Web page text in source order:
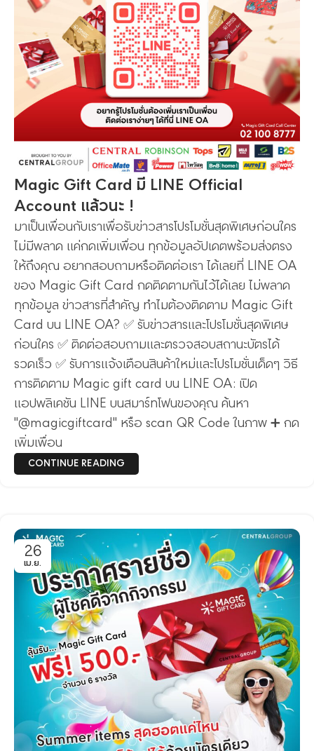
Magic Gift Card มี LINE Official
Account แล้วนะ !
มาเป็นเพื่อนกับเราเพื่อรับข่าวสารโปรโมชั่นสุดพิเศษก่อนใคร
ไม่มีพลาด แค่กดเพิ่มเพื่อน ทุกข้อมูลอัปเดตพร้อมส่งตรง
ให้ถึงคุณ อยากสอบถามหรือติดต่อเรา ได้เลยที่ LINE OA
ของ Magic Gift Card กดติดตามกันไว้ได้เลย ไม่พลาด
ทุกข้อมูล ข่าวสารที่สำคัญ ทำไมต้องติดตาม Magic Gift
Card บน LINE OA? ✅ รับข่าวสารและโปรโมชั่นสุดพิเศษ
ก่อนใคร ✅ ติดต่อสอบถามและตรวจสอบสถานะบัตรได้
รวดเร็ว ✅ รับการแจ้งเตือนสินค้าใหม่และโปรโมชั่นเด็ดๆ วิธี
การติดตาม Magic gift card บน LINE OA: เปิด
แอปพลิเคชัน LINE บนสมาร์ทโฟนของคุณ ค้นหา
"@magicgiftcard" หรือ scan QR Code ในภาพ ➕ กด
เพิ่มเพื่อน
CONTINUE READING
26
เม.ย.